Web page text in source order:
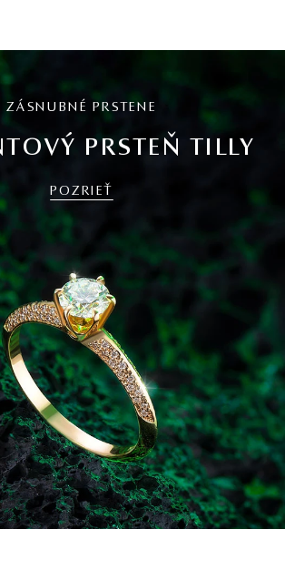
ZÁSNUBNÉ PRSTENE
PRSTEŇ TILLY
POZRIEŤ